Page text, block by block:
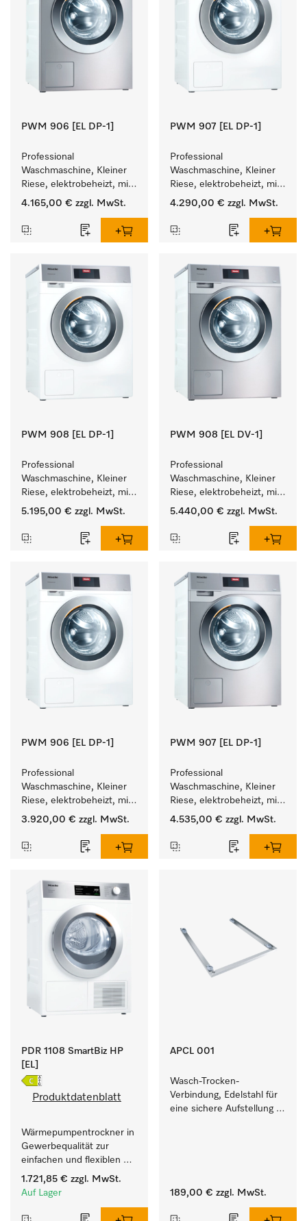
PWM 906 [EL DP-1]
Professional
Waschmaschine, Kleiner
Riese, elektrobeheizt, mit
Ablaufpumpe und
Programmen.
Leistung 6 kg  in 49 min .
4.165,00 € zzgl. MwSt.
PWM 907 [EL DP-1]
Professional
Waschmaschine, Kleiner
Riese, elektrobeheizt, mit
Ablaufpumpe und
Programmen.
Leistung 7 kg  in 49 min .
4.290,00 € zzgl. MwSt.
PWM 908 [EL DP-1]
Professional
Waschmaschine, Kleiner
Riese, elektrobeheizt, mit
Ablaufpumpe und
Programmen.
Leistung 8 kg  in 49 min .
5.195,00 € zzgl. MwSt.
PWM 908 [EL DV-1]
Professional
Waschmaschine, Kleiner
Riese, elektrobeheizt, mit
Ablaufventil und
Programmen.
Leistung 8 kg  in 49 min .
5.440,00 € zzgl. MwSt.
PWM 906 [EL DP-1]
Professional
Waschmaschine, Kleiner
Riese, elektrobeheizt, mit
Ablaufpumpe und
Programmen.
Leistung 6 kg  in 49 min .
3.920,00 € zzgl. MwSt.
PWM 907 [EL DP-1]
Professional
Waschmaschine, Kleiner
Riese, elektrobeheizt, mit
Ablaufpumpe und
Programmen.
Leistung 7 kg  in 49 min .
4.535,00 € zzgl. MwSt.
PDR 1108 SmartBiz HP
[EL]
Produktdatenblatt
Wärmepumpentrockner in
Gewerbequalität zur
einfachen und flexiblen
Aufstellung ohne
Abluftleitung.
1.721,85 € zzgl. MwSt.
Auf Lager
APCL 001
Wasch-Trocken-
Verbindung, Edelstahl für
eine sichere Aufstellung
189,00 € zzgl. MwSt.